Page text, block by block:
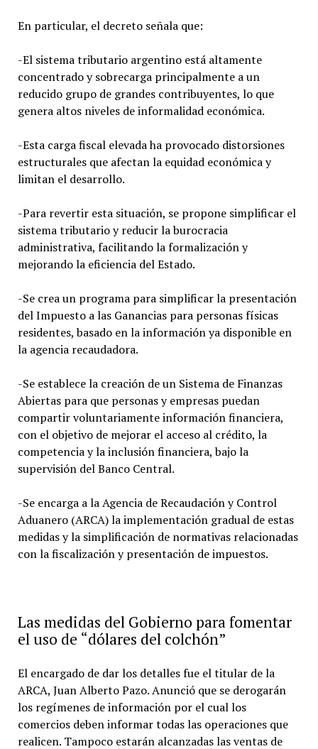
En particular, el decreto señala que:
-El sistema tributario argentino está altamente
concentrado y sobrecarga principalmente a un
reducido grupo de grandes contribuyentes, lo que
genera altos niveles de informalidad económica.
-Esta carga fiscal elevada ha provocado distorsiones
estructurales que afectan la equidad económica y
limitan el desarrollo.
-Para revertir esta situación, se propone simplificar el
sistema tributario y reducir la burocracia
administrativa, facilitando la formalización y
mejorando la eficiencia del Estado.
-Se crea un programa para simplificar la presentación
del Impuesto a las Ganancias para personas físicas
residentes, basado en la información ya disponible en
la agencia recaudadora.
-Se establece la creación de un Sistema de Finanzas
Abiertas para que personas y empresas puedan
compartir voluntariamente información financiera,
con el objetivo de mejorar el acceso al crédito, la
competencia y la inclusión financiera, bajo la
supervisión del Banco Central.
-Se encarga a la Agencia de Recaudación y Control
Aduanero (ARCA) la implementación gradual de estas
medidas y la simplificación de normativas relacionadas
con la fiscalización y presentación de impuestos.
Las medidas del Gobierno para fomentar
el uso de “dólares del colchón”
El encargado de dar los detalles fue el titular de la
ARCA, Juan Alberto Pazo. Anunció que se derogarán
los regímenes de información por el cual los
comercios deben informar todas las operaciones que
realicen. Tampoco estarán alcanzadas las ventas de